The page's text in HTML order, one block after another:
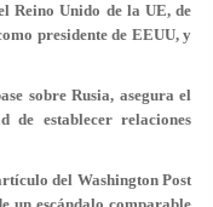
Reino Unido de la UE, de
presidente de EEUU, y
sobre Rusia, asegura el
de establecer relaciones
del Washington Post